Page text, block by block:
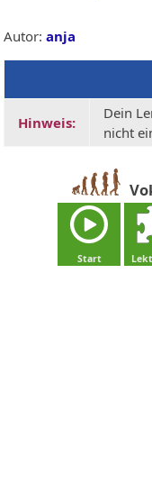
Autor:anja
Hinweis:
Dein
nicht
Start